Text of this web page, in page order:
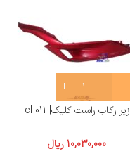
زیر رکاب راست کلیک| cl-011
10,030,000ریال